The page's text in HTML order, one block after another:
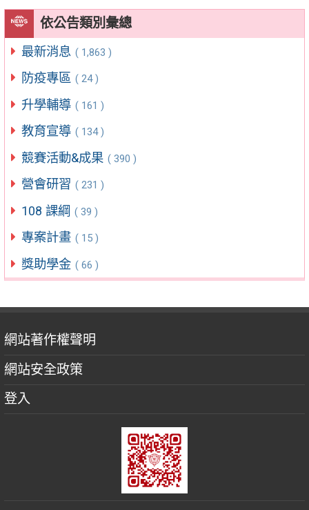
依公告類別彙總
最新消息 ( 1,863 )
防疫專區 ( 24 )
升學輔導 ( 161 )
教育宣導 ( 134 )
競賽活動&成果 ( 390 )
營會研習 ( 231 )
108 課綱 ( 39 )
專案計畫 ( 15 )
獎助學金 ( 66 )
網站著作權聲明
網站安全政策
登入